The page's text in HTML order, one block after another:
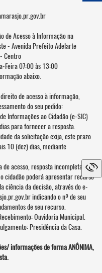
de Acesso à Informação na
- Avenida Prefeito Adelarte
Centro
Feira 07:00 às 13:00
abaixo.
de acesso à informação,
do seu pedido:
Informações ao Cidadão (e-SIC)
para fornecer a resposta.
da solicitação exija, este prazo
10 (dez) dias, mediante
de acesso, resposta incompleta ou
cidadão poderá apresentar recurso
ciência da decisão, através do e-
indicando o nº de seu
de seu recurso.
Ouvidoria Municipal.
Presidência da Casa.
informações de forma ANÔNIMA,